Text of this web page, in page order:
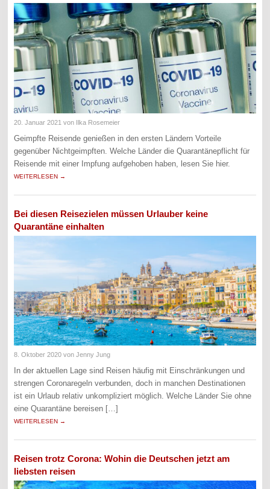
20. Januar 2021 von Ilka Rosemeier
Geimpfte Reisende genießen in den ersten Ländern Vorteile
gegenüber Nichtgeimpften. Welche Länder die Quarantänepflicht für
Reisende mit einer Impfung aufgehoben haben, lesen Sie hier.
WEITERLESEN →
Bei diesen Reisezielen müssen Urlauber keine
Quarantäne einhalten
8. Oktober 2020 von Jenny Jung
In der aktuellen Lage sind Reisen häufig mit Einschränkungen und
strengen Coronaregeln verbunden, doch in manchen Destinationen
ist ein Urlaub relativ unkompliziert möglich. Welche Länder Sie ohne
eine Quarantäne bereisen […]
WEITERLESEN →
Reisen trotz Corona: Wohin die Deutschen jetzt am
liebsten reisen